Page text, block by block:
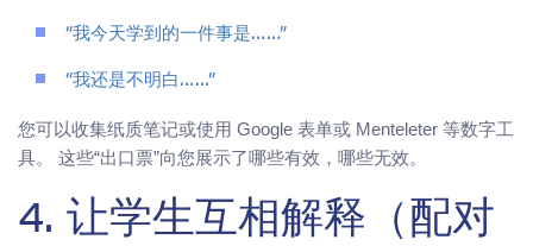
“我今天学到的一件事是……”
“我还是不明白……”
您可以收集纸质笔记或使用 Google 表单或 Menteleter 等数字工
具。 这些“出口票”向您展示了哪些有效，哪些无效。
4. 让学生互相解释（配对